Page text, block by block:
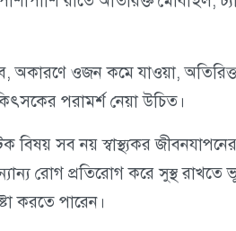
অকারণে ওজন কমে যাওয়া,
পরামর্শ নেয়া উচিত।
বিষয় সব নয় স্বাস্থ্যকর
রোগ প্রতিরোগ করে সুস্থ রাখতে
করতে পারেন।